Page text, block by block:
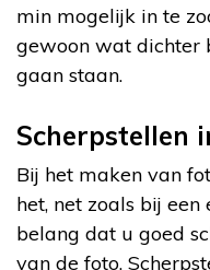
min mogelijk in te
gewoon wat dichter
gaan staan.
Scherpstellen
Bij het maken van
het, net zoals bij
belang dat u goed
van de foto.